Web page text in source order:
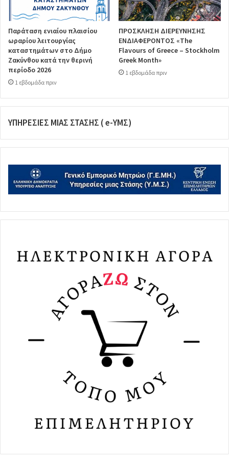
Παράταση ενιαίου πλαισίου
ωραρίου λειτουργίας
καταστημάτων στο Δήμο
Ζακύνθου κατά την θερινή
περίοδο 2026
1 εβδομάδα πριν
ΠΡΟΣΚΛΗΣΗ ΔΙΕΡΕΥΝΗΣΗΣ
ΕΝΔΙΑΦΕΡΟΝΤΟΣ «The
Flavours of Greece – Stockholm
Greek Month»
1 εβδομάδα πριν
ΥΠΗΡΕΣΙΕΣ ΜΙΑΣ ΣΤΑΣΗΣ ( e-ΥΜΣ)